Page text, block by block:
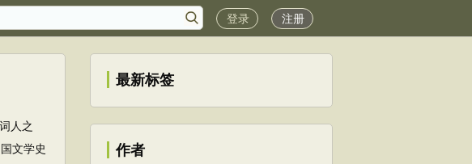
登录 注册
人之
文学史
最新标签
作者